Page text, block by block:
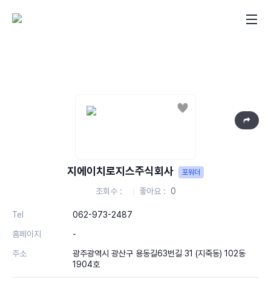
좋아요
지에이치로지스주식회사 포워더
조회수 좋아요 0
Tel
062-973-2487
홈페이지
-
주소
광주광역시 광산구 용동길63번길 31 (지죽동) 102동
1904호